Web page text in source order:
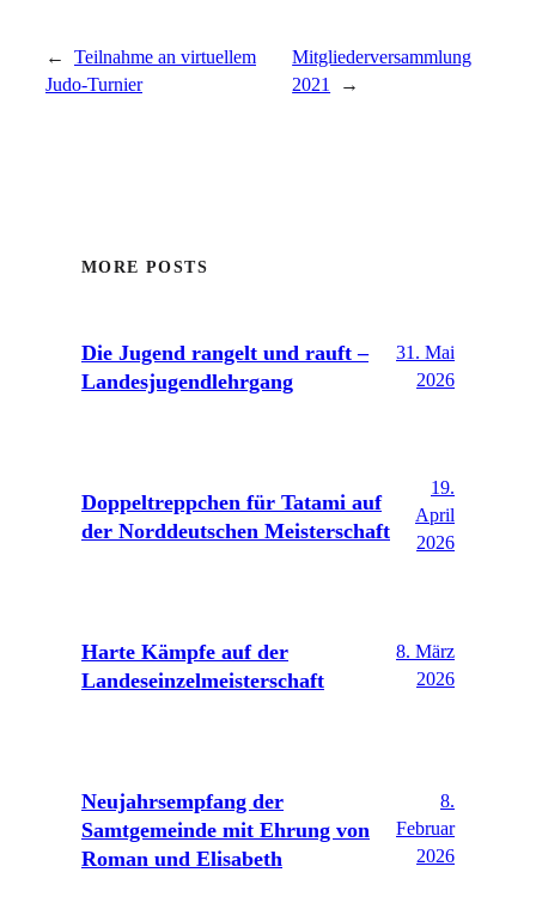
←
Teilnahme an virtuellem
Judo-Turnier
Mitgliederversammlung
2021
→
MORE POSTS
Die Jugend rangelt und rauft –
Landesjugendlehrgang
31. Mai
2026
Doppeltreppchen für Tatami auf
der Norddeutschen Meisterschaft
19.
April
2026
Harte Kämpfe auf der
Landeseinzelmeisterschaft
8. März
2026
Neujahrsempfang der
Samtgemeinde mit Ehrung von
Roman und Elisabeth
8.
Februar
2026